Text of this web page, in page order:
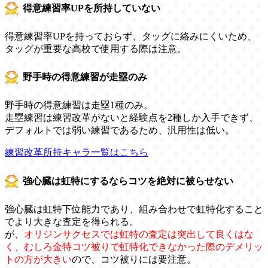
得意練習率UPを所持していない
得意練習率UPを持っておらず、タッグに絡みにくいため、
タッグが重要な高校で使用する際は注意。
野手時の得意練習が走塁のみ
野手時の得意練習は走塁1種のみ。
走塁練習は練習改革がないと経験点を2種しか入手できず、
デフォルトでは弱い練習であるため、汎用性は低い。
練習改革所持キャラ一覧はこちら
強心臓は虹特にするならコツを絶対に被らせない
強心臓は虹特下位能力であり、組み合わせで虹特化すること
でより大きな査定を得られる。
が、 オリジンサクセスでは虹特の査定は突出して良くはな
く、むしろ金特コツ被りで虹特化できなかった際のデメリッ
トの方が大きいので、コツ被りには要注意。